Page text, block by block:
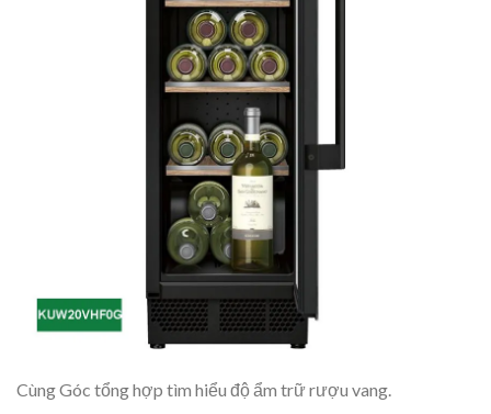
Cùng Góc tổng hợp tìm hiểu độ ẩm trữ rượu vang.